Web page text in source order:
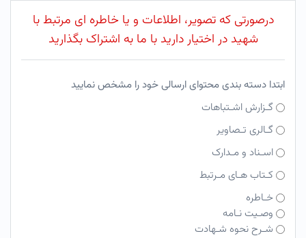
درصورتی که تصویر، اطلاعات و یا خاطره ای مرتبط با
شهید در اختیار دارید با ما به اشتراک بگذارید
ابتدا دسته بندی محتوای ارسالی خود را مشخص نمایید
گـزارش اشـتباهات
گـالری تـصاویر
اسـناد و مـدارک
کـتاب هـای مـرتبط
خـاطره
وصـیت نـامه
شـرح نحوه شـهادت